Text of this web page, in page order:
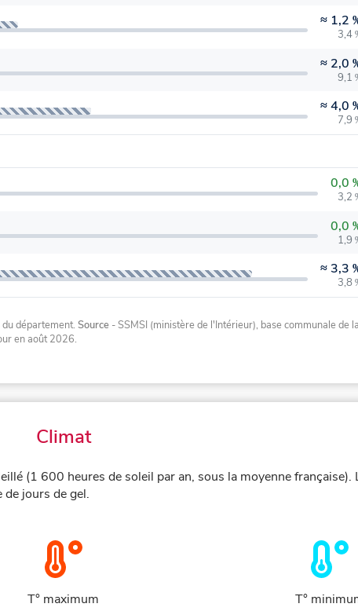
≈ 1,2
3,4
≈ 2,0
9,1
≈4,0
7,9
0,0
3,2
0,0
1,9
≈ 3,3
3,8
département. Source - SSMSI (ministère de l'Intérieur), base communale de
en août 2026.
Climat
(1 600 heures de soleil par an, sous la moyenne française).
jours de gel.
T° maximum
T°